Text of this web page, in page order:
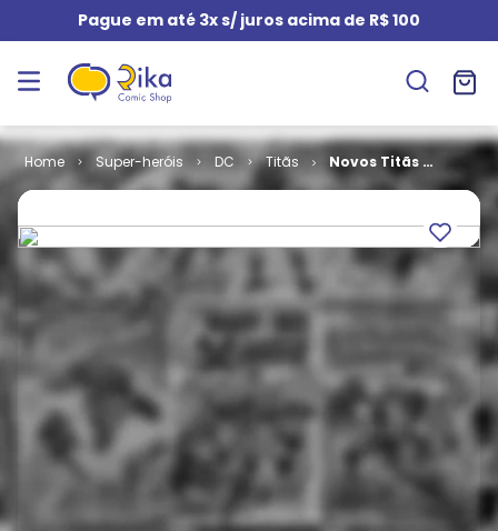
Pague em até 3x s/ juros acima de R$ 100
Super-heróis DC Titãs
Novos Titãs #
075